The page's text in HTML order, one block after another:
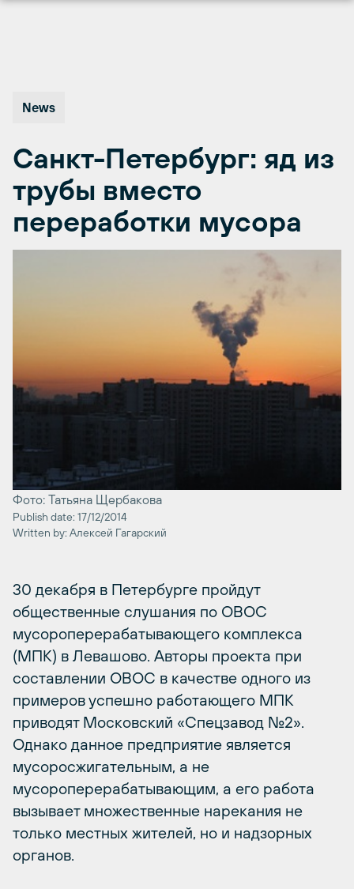
News
Санкт-Петербург: яд из
трубы вместо
переработки мусора
Фото: Татьяна Щербакова
Publish date: 17/12/2014
Written by: Алексей Гагарский
30 декабря в Петербурге пройдут
общественные слушания по ОВОС
мусороперерабатывающего комплекса
(МПК) в Левашово. Авторы проекта при
составлении ОВОС в качестве одного из
примеров успешно работающего МПК
приводят Московский «Спецзавод №2».
Однако данное предприятие является
мусоросжигательным, а не
мусороперерабатывающим, а его работа
вызывает множественные нарекания не
только местных жителей, но и надзорных
органов.